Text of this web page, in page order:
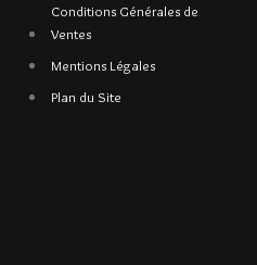
Conditions Générales de
Ventes
Mentions Légales
Plan du Site